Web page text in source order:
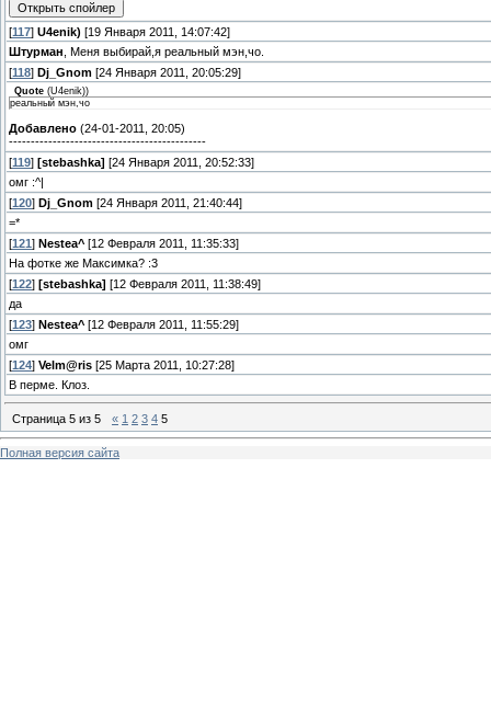
[117] U4enik) [19 Января 2011, 14:07:42]
Штурман , Меня выбирай,я реальный мэн,чо.
[118] Dj_Gnom [24 Января 2011, 20:05:29]
Quote (U4enik))
реальный мэн,чо
Добавлено (24-01-2011, 20:05)
---------------------------------------------
[119] [stebashka] [24 Января 2011, 20:52:33]
омг :^|
[120] Dj_Gnom [24 Января 2011, 21:40:44]
=*
[121 ] Nestea^ [12 Февраля 2011, 11:35:33]
На фотке же Максимка? :3
[122] [stebashka] [12 Февраля 2011, 11:38:49]
да
[123] Nestea^ [12 Февраля 2011, 11:55:29]
омг
[124] Velm@ris [25 Марта 2011, 10:27:28]
В перме. Клоз.
Страница 5 из 5 « 1 2 3 4 5
Полная версия сайта